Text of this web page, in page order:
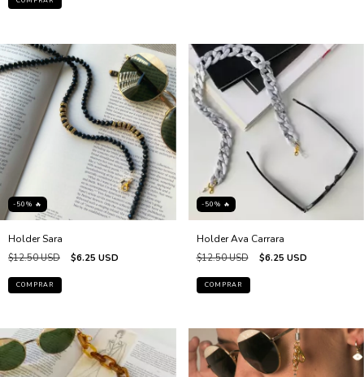
-50% 🔥
Holder Sara
$12.50 USD $6.25 USD
-50% 🔥
Holder Ava Carrara
$12.50 USD $6.25 USD